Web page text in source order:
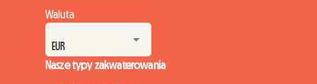
Waluta
Nasze typy zakwaterowania